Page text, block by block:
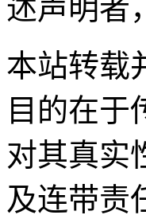
述声明者
本站转载
目的在于
对其真实
及连带责